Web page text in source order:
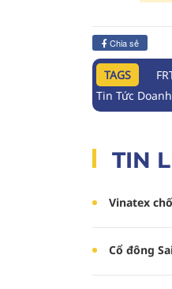
Chia sẻ
TAGS
Tin Tức
TIN
Vinatex
Cổ đông